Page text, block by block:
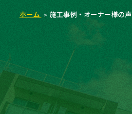
ホーム 施工事例・オーナー様の声